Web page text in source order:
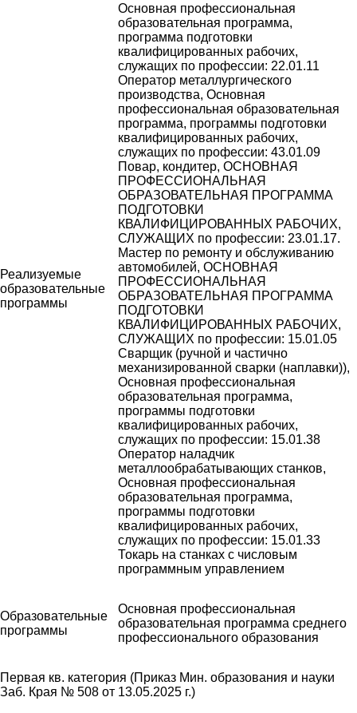
Реализуемые
образовательные
программы
Основная профессиональная
образовательная программа,
программа подготовки
квалифицированных рабочих,
служащих по профессии: 22.01.11
Оператор металлургического
производства, Основная
профессиональная образовательная
программа, программы подготовки
квалифицированных рабочих,
служащих по профессии: 43.01.09
Повар, кондитер, ОСНОВНАЯ
ПРОФЕССИОНАЛЬНАЯ
ОБРАЗОВАТЕЛЬНАЯ ПРОГРАММА
ПОДГОТОВКИ
КВАЛИФИЦИРОВАННЫХ РАБОЧИХ,
СЛУЖАЩИХ по профессии: 23.01.17.
Мастер по ремонту и обслуживанию
автомобилей, ОСНОВНАЯ
ПРОФЕССИОНАЛЬНАЯ
ОБРАЗОВАТЕЛЬНАЯ ПРОГРАММА
ПОДГОТОВКИ
КВАЛИФИЦИРОВАННЫХ РАБОЧИХ,
СЛУЖАЩИХ по профессии: 15.01.05
Сварщик (ручной и частично
механизированной сварки (наплавки)),
Основная профессиональная
образовательная программа,
программы подготовки
квалифицированных рабочих,
служащих по профессии: 15.01.38
Оператор наладчик
металлообрабатывающих станков,
Основная профессиональная
образовательная программа,
программы подготовки
квалифицированных рабочих,
служащих по профессии: 15.01.33
Токарь на станках с числовым
программным управлением
Образовательные
программы
Основная профессиональная
образовательная программа среднего
профессионального образования
Первая кв. категория (Приказ Мин. образования и науки
Заб. Края № 508 от 13.05.2025 г.)